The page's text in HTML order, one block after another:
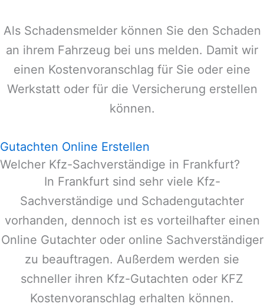
Als Schadensmelder können Sie den Schaden
an ihrem Fahrzeug bei uns melden. Damit wir
einen Kostenvoranschlag für Sie oder eine
Werkstatt oder für die Versicherung erstellen
können.
Gutachten Online Erstellen
Welcher Kfz-Sachverständige in Frankfurt?
In Frankfurtsind sehr viele Kfz-
Sachverständige und Schadengutachter
vorhanden, dennoch ist es vorteilhafter einen
Online Gutachter oder online Sachverständiger
zu beauftragen. Außerdem werden sie
schneller ihren Kfz-Gutachten oder KFZ
Kostenvoranschlag erhalten können.